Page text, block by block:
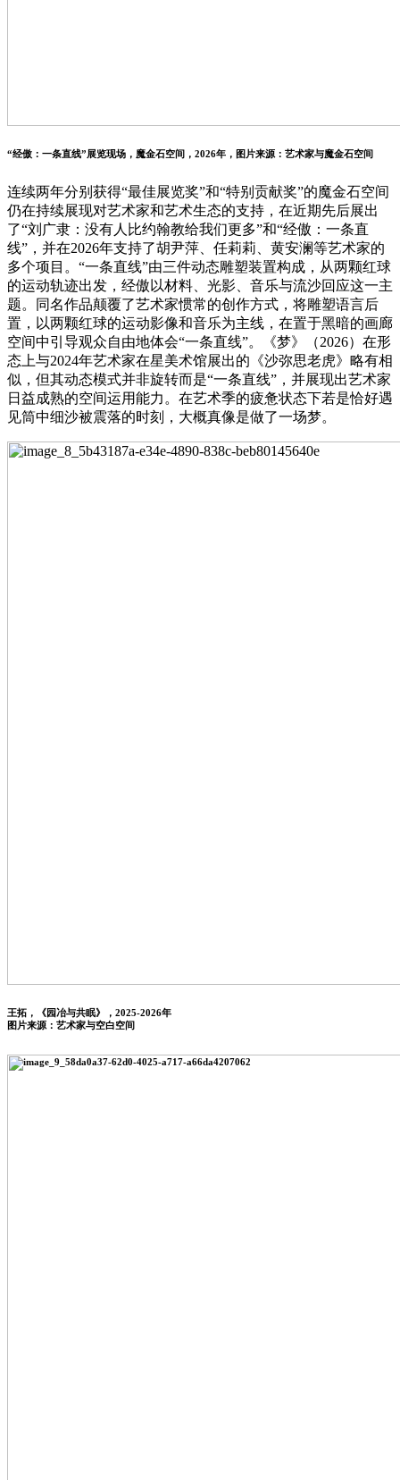
“经傲：一条直线”展览现场，魔金石空间，2026年，图片来源：艺术家与魔金石空间
连续两年分别获得“最佳展览奖”和“特别贡献奖”的魔金石空间
仍在持续展现对艺术家和艺术生态的支持，在近期先后展出
了“刘广隶：没有人比约翰教给我们更多”和“经傲：一条直
线”，并在2026年支持了胡尹萍、任莉莉、黄安澜等艺术家的
多个项目。“一条直线”由三件动态雕塑装置构成，从两颗红球
的运动轨迹出发，经傲以材料、光影、音乐与流沙回应这一主
题。同名作品颠覆了艺术家惯常的创作方式，将雕塑语言后
置，以两颗红球的运动影像和音乐为主线，在置于黑暗的画廊
空间中引导观众自由地体会“一条直线”。《梦》（2026）在形
态上与2024年艺术家在星美术馆展出的《沙弥思老虎》略有相
似，但其动态模式并非旋转而是“一条直线”，并展现出艺术家
日益成熟的空间运用能力。在艺术季的疲惫状态下若是恰好遇
见筒中细沙被震落的时刻，大概真像是做了一场梦。
王拓，《园冶与共眠》，2025-2026年
图片来源：艺术家与空白空间